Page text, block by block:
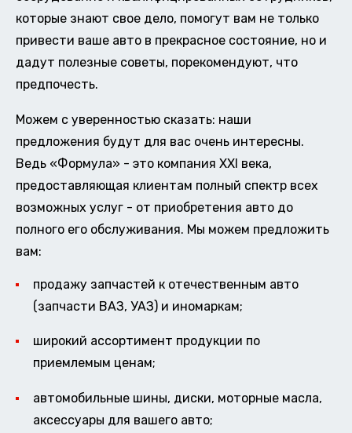
которые знают свое дело, помогут вам не только
привести ваше авто в прекрасное состояние, но и
дадут полезные советы, порекомендуют, что
предпочесть.
Можем с уверенностью сказать: наши
предложения будут для вас очень интересны.
Ведь «Формула» - это компания XXI века,
предоставляющая клиентам полный спектр всех
возможных услуг - от приобретения авто до
полного его обслуживания. Мы можем предложить
вам:
продажу запчастей к отечественным авто
(запчасти ВАЗ, УАЗ) и иномаркам;
широкий ассортимент продукции по
приемлемым ценам;
автомобильные шины, диски, моторные масла,
аксессуары для вашего авто;